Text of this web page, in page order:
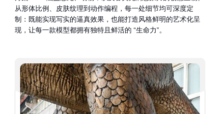
从形体比例、皮肤纹理到动作编程，每一处细节均可深度定
制：既能实现写实的逼真效果，也能打造风格鲜明的艺术化呈
现，让每一款模型都拥有独特且鲜活的 “生命力”。